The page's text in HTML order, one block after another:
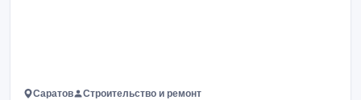
Саратов Строительство и ремонт